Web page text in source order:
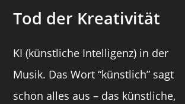
Tod der Kreativität
KI (künstliche Intelligenz) in der
Musik. Das Wort “künstlich” sagt
schon alles aus – das künstliche,